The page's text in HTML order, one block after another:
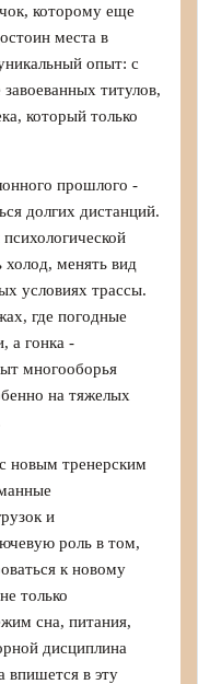
которому еще
места в
опыт: с
титулов,
который только
прошлого -
долгих дистанций.
менять вид
условиях трассы.
где погодные
а гонка -
многооборья
на тяжелых
новым тренерским
и
роль в том,
к новому
только
сна, питания,
дисциплина
впишется в эту